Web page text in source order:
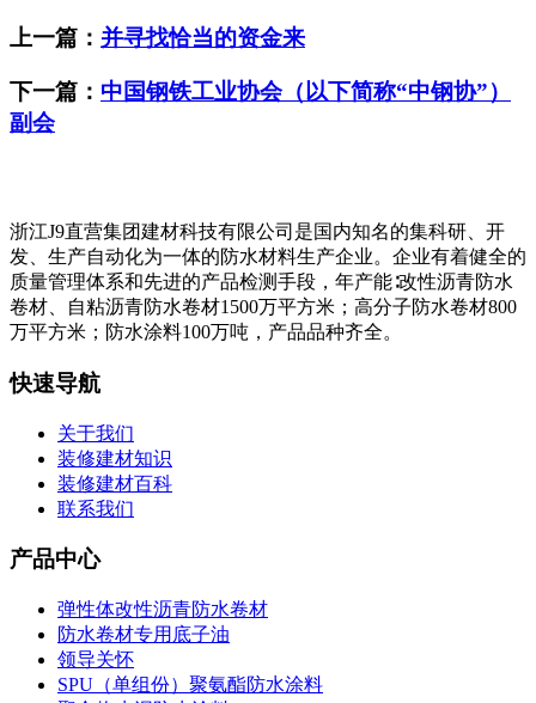
上一篇： 并寻找恰当的资金来
下一篇： 中国钢铁工业协会（以下简称“中钢协”）
副会
浙江J9直营集团建材科技有限公司是国内知名的集科研、开
发、生产自动化为一体的防水材料生产企业。企业有着健全的
质量管理体系和先进的产品检测手段，年产能∶改性沥青防水
卷材、自粘沥青防水卷材1500万平方米；高分子防水卷材800
万平方米；防水涂料100万吨，产品品种齐全。
快速导航
关于我们
装修建材知识
装修建材百科
联系我们
产品中心
弹性体改性沥青防水卷材
防水卷材专用底子油
领导关怀
SPU（单组份）聚氨酯防水涂料